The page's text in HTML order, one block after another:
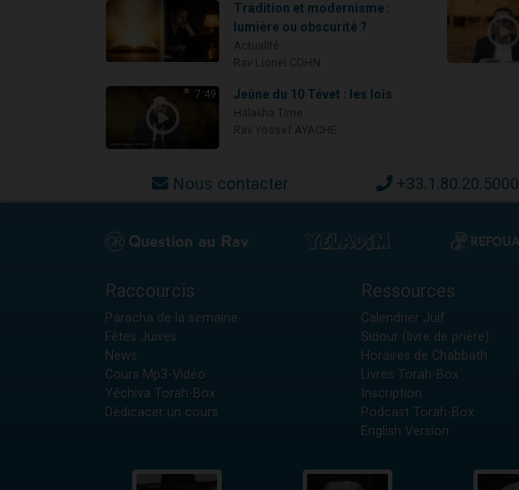
Tradition et modernisme :
lumière ou obscurité ?
7:49 Jeûne du 10 Tévet : les lois
Nous contacter +33.1.80.20.5000
Raccourcis
Paracha de la semaine
Fêtes Juives
News
Cours Mp3-Vidéo
Yéchiva Torah-Box
Dédicacer un cours
Ressources
Calendrier Juif
Sidour (livre de prière)
Horaires de Chabbath
Livres Torah-Box
Inscription
Podcast Torah-Box
English Version